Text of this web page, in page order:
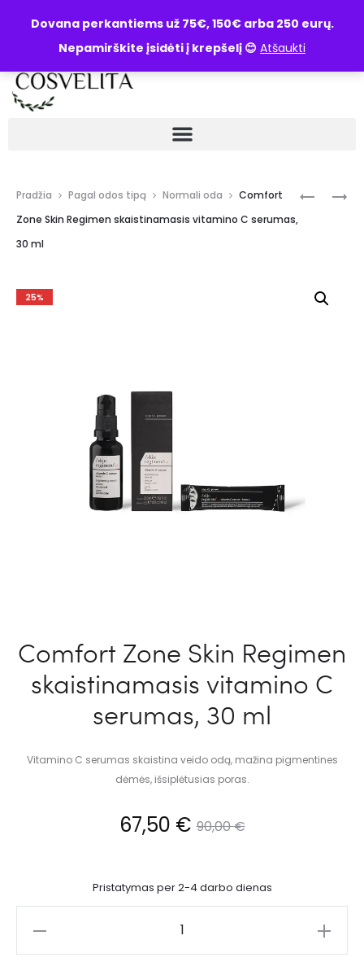
Dovana perkantiems už 75€, 150€ arba 250 eurų.
Nepamirškite įsidėti į krepšelį 😊 Atšaukti
UŽKLAUSA
Pradžia Pagal odos tipą Normali oda
Comfort
Zone Skin Regimen skaistinamasis vitamino C serumas,
30 ml
25%
Comfort Zone Skin Regimen
skaistinamasis vitamino C
serumas, 30 ml
Vitamino C serumas skaistina veido odą, mažina pigmentines
dėmės, išsiplėtusias poras.
90,00€
67,50 €
Pristatymas per 2-4 darbo dienas